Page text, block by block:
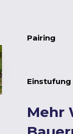
Pairing
Einstufung
Mehr